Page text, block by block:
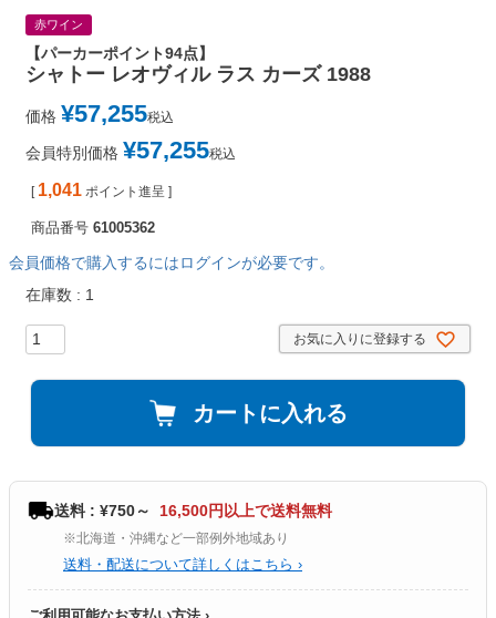
赤ワイン
【パーカーポイント94点】
シャトー レオヴィル ラス カーズ 1988
価格 ¥57,255税込
会員特別価格 ¥57,255税込
[ 1,041 ポイント進呈 ]
商品番号 61005362
会員価格で購入するにはログインが必要です。
在庫数
1
お気に入りに登録する
カートに入れる
送料 : ¥750～ 16,500円以上で送料無料
※北海道・沖縄など一部例外地域あり
送料・配送について詳しくはこちら ›